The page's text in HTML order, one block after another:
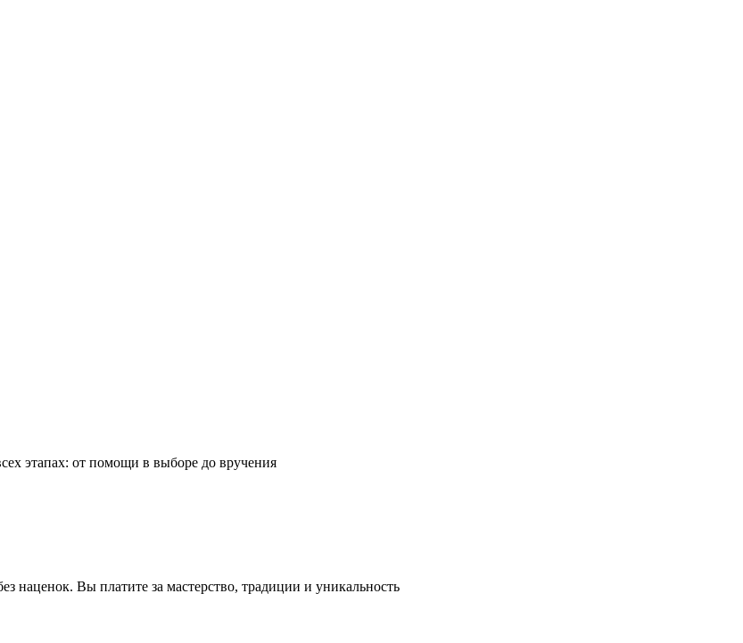
этапах: от помощи в выборе до вручения
наценок. Вы платите за мастерство, традиции и уникальность